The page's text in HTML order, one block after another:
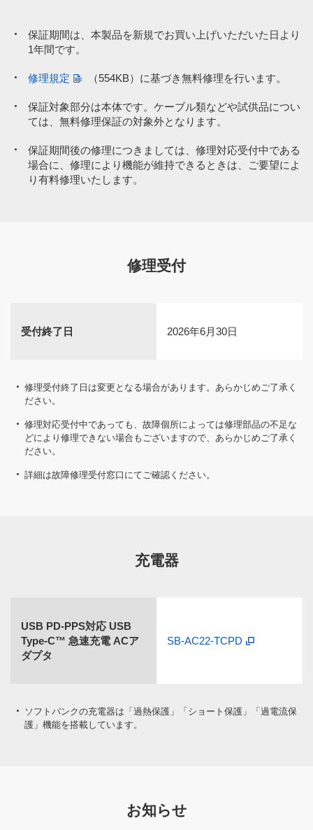
保証期間は、本製品を新規でお買い上げいただいた日より
1年間です。
修理規定 （554KB） に基づき無料修理を行います。
保証対象部分は本体です。ケーブル類などや試供品につい
ては、無料修理保証の対象外となります。
保証期間後の修理につきましては、修理対応受付中である
場合に、修理により機能が維持できるときは、ご要望によ
り有料修理いたします。
修理受付
受付終了日 2026年6月30日
修理受付終了日は変更となる場合があります。あらかじめご了承く
ださい。
修理対応受付中であっても、故障個所によっては修理部品の不足な
どにより修理できない場合もございますので、あらかじめご了承く
ださい。
詳細は故障修理受付窓口にてご確認ください。
充電器
USB PD-PPS対応 USB
Type-C™ 急速充電 ACア
ダプタ
SB-AC22-TCPD
ソフトバンクの充電器は「過熱保護」「ショート保護」「過電流保
護」機能を搭載しています。
お知らせ